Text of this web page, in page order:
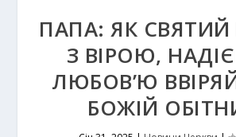
ПАПА: ЯК
З ВІРОЮ,
ЛЮБОВ’Ю
БОЖІЙ